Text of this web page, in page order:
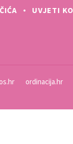
UVJETI
ordinacija.hr